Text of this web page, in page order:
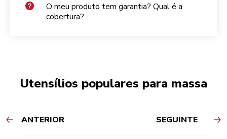
O meu produto tem garantia? Qual é a
cobertura?
Utensílios populares para massa
ANTERIOR SEGUINTE